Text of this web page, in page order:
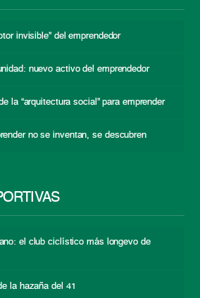
invisible” del emprendedor
nuevo activo del emprendedor
la “arquitectura social” para emprender
no se inventan, se descubren
el club ciclístico más longevo de
la hazaña del 41